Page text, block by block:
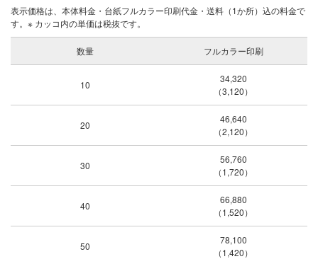
表示価格は、本体料金・台紙フルカラー印刷代金・送料（1か所）込の料金で
す。※ カッコ内の単価は税抜です。
数量 フルカラー印刷
10
34,320
（3,120）
20
46,640
（2,120）
30
56,760
（1,720）
40
66,880
（1,520）
50
78,100
（1,420）